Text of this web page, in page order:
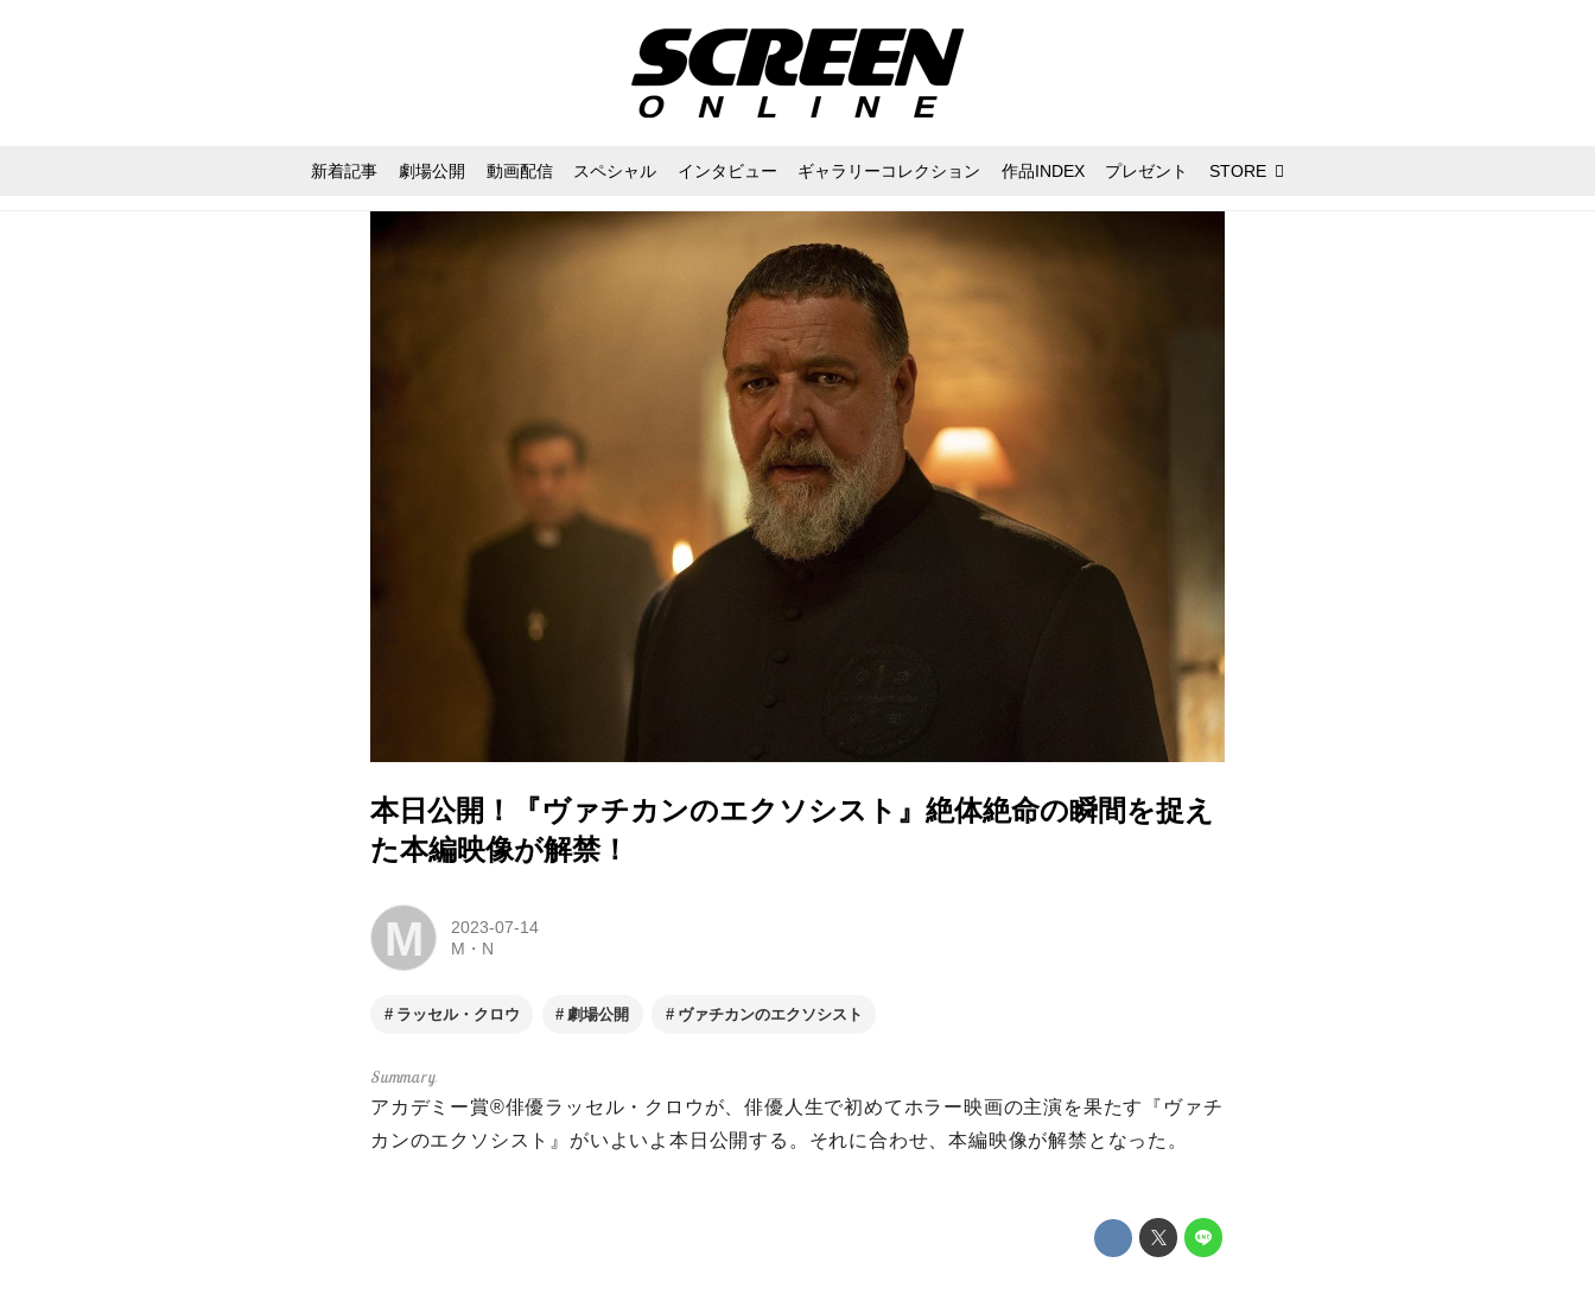
新着記事 劇場公開 動画配信 スペシャル インタビュー ギャラリーコレクション 作品INDEX プレゼント STORE
本日公開！『ヴァチカンのエクソシスト』絶体絶命の瞬間を捉え
た本編映像が解禁！
M
2023-07-14
M・N
ラッセル・クロウ 劇場公開 ヴァチカンのエクソシスト
アカデミー賞®俳優ラッセル・クロウが、俳優人生で初めてホラー映画の主演を果たす『ヴァチ
カンのエクソシスト』がいよいよ本日公開する。それに合わせ、本編映像が解禁となった。